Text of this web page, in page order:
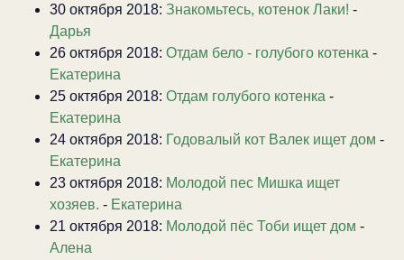
30 октября 2018: Знакомьтесь, котенок Лаки! -
Дарья
26 октября 2018: Отдам бело - голубого котенка -
Екатерина
25 октября 2018: Отдам голубого котенка -
Екатерина
24 октября 2018: Годовалый кот Валек ищет дом -
Екатерина
23 октября 2018: Молодой пес Мишка ищет
хозяев. - Екатерина
21 октября 2018: Молодой пёс Тоби ищет дом -
Алена